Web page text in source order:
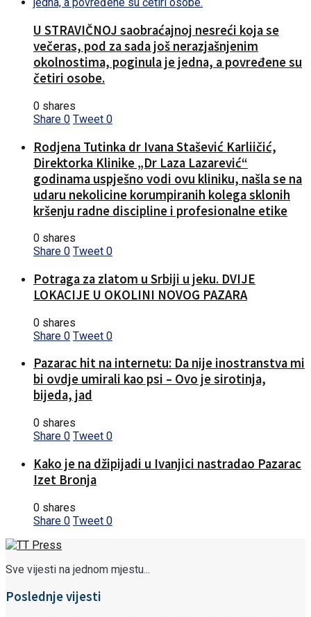
U STRAVIČNOJ saobraćajnoj nesreći koja se
večeras, pod za sada još nerazjašnjenim
okolnostima, poginula je jedna, a povređene su
četiri osobe.
0 shares
Share 0 Tweet 0
Rodjena Tutinka dr Ivana Stašević Karliičić,
Direktorka Klinike „Dr Laza Lazarević“
godinama uspješno vodi ovu kliniku, našla se na
udaru nekolicine korumpiranih kolega sklonih
kršenju radne discipline i profesionalne etike
0 shares
Share 0 Tweet 0
Potraga za zlatom u Srbiji u jeku. DVIJE
LOKACIJE U OKOLINI NOVOG PAZARA
0 shares
Share 0 Tweet 0
Pazarac hit na internetu: Da nije inostranstva mi
bi ovdje umirali kao psi – Ovo je sirotinja,
bijeda, jad
0 shares
Share 0 Tweet 0
Kako je na džipijadi u Ivanjici nastradao Pazarac
Izet Bronja
0 shares
Share 0 Tweet 0
Sve vijesti na jednom mjestu...
Poslednje vijesti